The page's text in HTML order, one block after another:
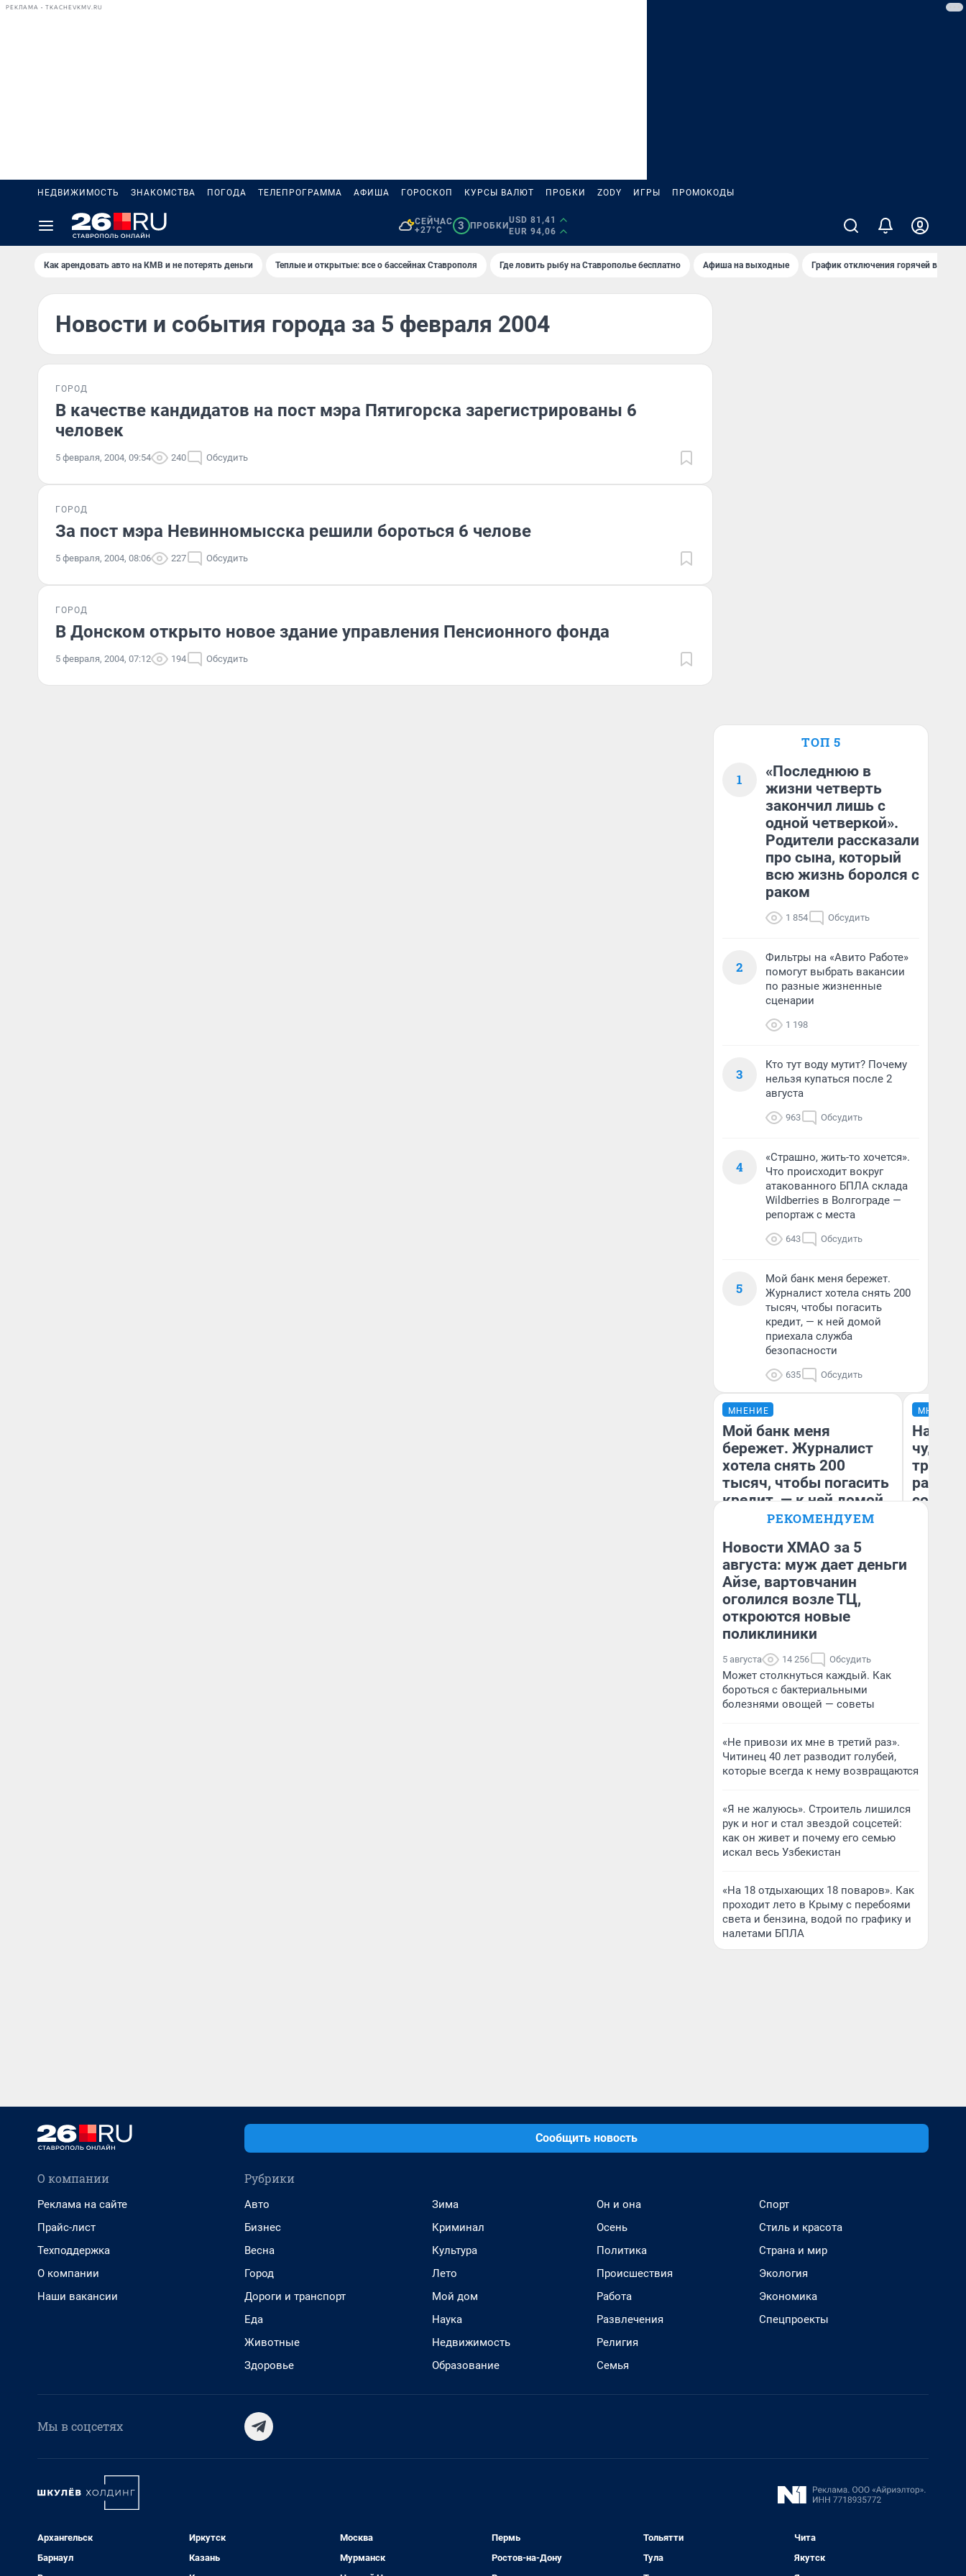
РЕКЛАМА • TKACHEVKMV.RU
НЕДВИЖИМОСТЬ ЗНАКОМСТВА ПОГОДА ТЕЛЕПРОГРАММА АФИША ГОРОСКОП КУРСЫ ВАЛЮТ ПРОБКИ ZODY ИГРЫ ПРОМОКОДЫ
СЕЙЧАС
+27°C
3 ПРОБКИ
USD 81,41
EUR 94,06
Как арендовать авто на КМВ и не потерять деньги Теплые и открытые: все о бассейнах Ставрополя Где ловить рыбу на Ставрополье бесплатно Афиша на выходные График отключения горячей воды в
Новости и события города за 5 февраля 2004
ГОРОД
В качестве кандидатов на пост мэра Пятигорска зарегистрированы 6
человек
5 февраля, 2004, 09:54 240 Обсудить
ГОРОД
За пост мэра Невинномысска решили бороться 6 челове
5 февраля, 2004, 08:06 227 Обсудить
ГОРОД
В Донском открыто новое здание управления Пенсионного фонда
5 февраля, 2004, 07:12 194 Обсудить
ТОП 5
1
«Последнюю в
жизни четверть
закончил лишь с
одной четверкой».
Родители рассказали
про сына, который
всю жизнь боролся с
раком
1 854 Обсудить
2
Фильтры на «Авито Работе»
помогут выбрать вакансии
по разные жизненные
сценарии
1 198
3
Кто тут воду мутит? Почему
нельзя купаться после 2
августа
963 Обсудить
4
«Страшно, жить-то хочется».
Что происходит вокруг
атакованного БПЛА склада
Wildberries в Волгограде —
репортаж с места
643 Обсудить
5
Мой банк меня бережет.
Журналист хотела снять 200
тысяч, чтобы погасить
кредит, — к ней домой
приехала служба
безопасности
635 Обсудить
МНЕНИЕ
Мой банк меня
бережет. Журналист
хотела снять 200
тысяч, чтобы погасить
кредит, — к ней домой
приехала служба
Ксения Владимирская
Автор мнения
МНЕНИЕ
чудом
РЕКОМЕНДУЕМ
Новости ХМАО за 5
августа: муж дает деньги
Айзе, вартовчанин
оголился возле ТЦ,
откроются новые
поликлиники
5 августа 14 256 Обсудить
Может столкнуться каждый. Как
бороться с бактериальными
болезнями овощей — советы
«Не привози их мне в третий раз».
Читинец 40 лет разводит голубей,
которые всегда к нему возвращаются
«Я не жалуюсь». Строитель лишился
рук и ног и стал звездой соцсетей:
как он живет и почему его семью
искал весь Узбекистан
«На 18 отдыхающих 18 поваров». Как
проходит лето в Крыму с перебоями
света и бензина, водой по графику и
налетами БПЛА
Сообщить новость
О компании
Реклама на сайте
Прайс-лист
Техподдержка
О компании
Наши вакансии
Рубрики
Авто
Бизнес
Весна
Город
Дороги и транспорт
Еда
Животные
Здоровье
Зима
Криминал
Культура
Лето
Мой дом
Наука
Недвижимость
Образование
Он и она
Осень
Политика
Происшествия
Работа
Развлечения
Религия
Семья
Спорт
Стиль и красота
Страна и мир
Экология
Экономика
Спецпроекты
Мы в соцсетях
Архангельск
Барнаул
Иркутск
Казань
Москва
Мурманск
Пермь
Ростов-на-Дону
Тольятти
Тула
Чита
Якутск